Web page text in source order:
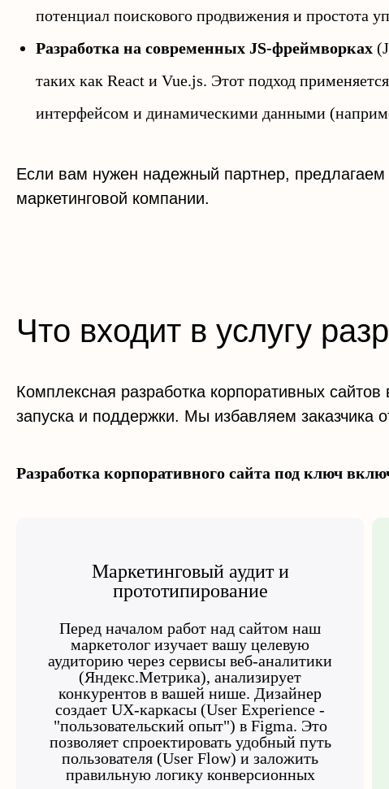
потенциал поискового продвижения и простота
Разработка на современных JS-фреймворках
таких как React и Vue.js. Этот подход
интерфейсом и динамическими данными
Если вам нужен надежный партнер, предлагаем
маркетинговой компании.
Что входит в услугу
Комплексная разработка корпоративных
запуска и поддержки. Мы избавляем заказчика
Разработка корпоративного сайта под ключ
Маркетинговый аудит и
прототипирование
Перед началом работ над сайтом наш
маркетолог изучает вашу целевую
аудиторию через сервисы веб-аналитики
(Яндекс.Метрика), анализирует
конкурентов в вашей нише. Дизайнер
создает UX-каркасы (User Experience -
"пользовательский опыт") в Figma. Это
позволяет спроектировать удобный путь
пользователя (User Flow) и заложить
правильную логику конверсионных